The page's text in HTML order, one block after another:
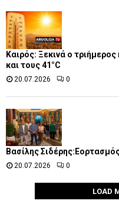
Καιρός: Ξεκινά ο
και τους 41°C
20.07.2026 0
Βασίλης
20.07.2026 0
LOAD